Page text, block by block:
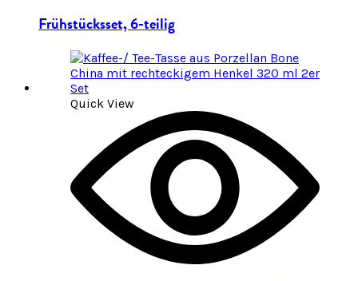
Frühstücksset, 6-teilig
Quick View